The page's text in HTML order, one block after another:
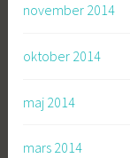
november 2014
oktober 2014
maj 2014
mars 2014